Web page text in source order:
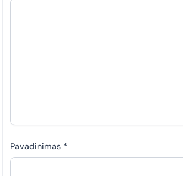
Pavadinimas *